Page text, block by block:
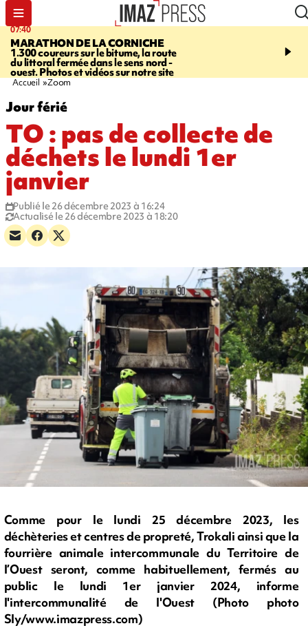
07:40
MARATHON DE LA CORNICHE
1.300 coureurs sur le bitume, la route
du littoral fermée dans le sens nord -
ouest. Photos et vidéos sur notre site
10:33
l’enfance - une
Accueil Zoom
Jour férié
TO : pas de collecte de
déchets le lundi 1er
janvier
Publié le 26 décembre 2023 à 16:24
Actualisé le 26 décembre 2023 à 18:20
Comme pour le lundi 25 décembre 2023, les
déchèteries et centres de propreté, Trokali ainsi que la
fourrière animale intercommunale du Territoire de
l’Ouest seront, comme habituellement, fermés au
public le lundi 1er janvier 2024, informe
l'intercommunalité de l'Ouest (Photo photo
Sly/www.imazpress.com)